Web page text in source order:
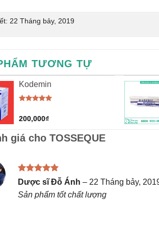
22 Tháng bảy, 2019
TƯƠNG TỰ
Kodemin
5 sao
200,000₫
giá cho TOSSEQUE
Được xếp
hạng
sao
Dược sĩ Đỗ Ánh – 22 Tháng bảy,
Sản phẩm tốt chất lượng